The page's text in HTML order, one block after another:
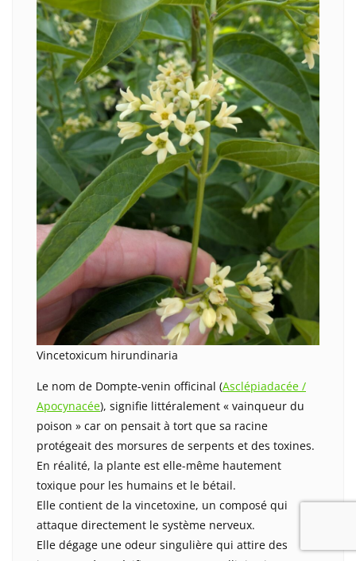
Vincetoxicum hirundinaria
Le nom de Dompte-venin officinal (Asclépiadacée /
Apocynacée), signifie littéralement « vainqueur du
poison » car on pensait à tort que sa racine
protégeait des morsures de serpents et des toxines.
En réalité, la plante est elle-même hautement
toxique pour les humains et le bétail.
Elle contient de la vincetoxine, un composé qui
attaque directement le système nerveux.
Elle dégage une odeur singulière qui attire des